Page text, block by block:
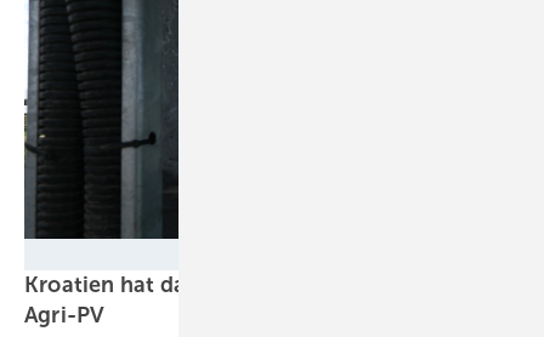
Kroatien hat das Potenzial von 4,7 Gigawatt
Agri-PV